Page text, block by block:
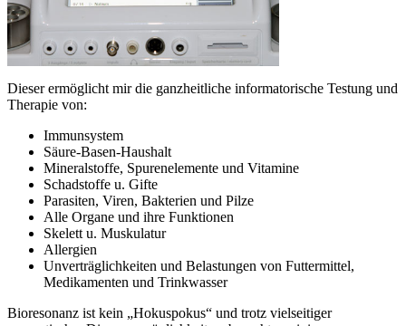
Dieser ermöglicht mir die ganzheitliche informatorische Testung und
Therapie von:
Immunsystem
Säure-Basen-Haushalt
Mineralstoffe, Spurenelemente und Vitamine
Schadstoffe u. Gifte
Parasiten, Viren, Bakterien und Pilze
Alle Organe und ihre Funktionen
Skelett u. Muskulatur
Allergien
Unverträglichkeiten und Belastungen von Futtermittel,
Medikamenten und Trinkwasser
Bioresonanz ist kein „Hokuspokus“ und trotz vielseitiger